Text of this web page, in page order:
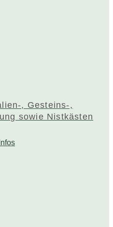
, Gesteins-,
sowie Nistkästen